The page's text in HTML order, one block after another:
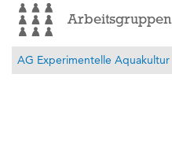
Arbeitsgruppen
AG Experimentelle Aquakultur